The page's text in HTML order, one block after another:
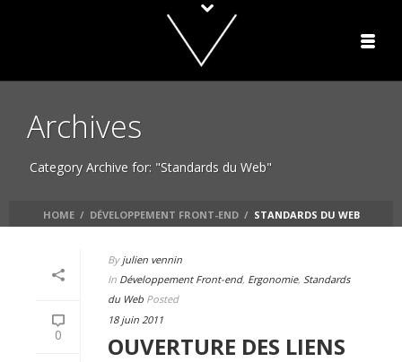
Archives
Category Archive for: "Standards du Web"
HOME / DÉVELOPPEMENT FRONT-END / STANDARDS DU WEB
0
By julien vennin
In Développement Front-end, Ergonomie, Standards
du Web Posted
18 juin 2011
OUVERTURE DES LIENS